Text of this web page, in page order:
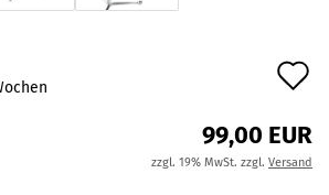
99,00 EUR
zzgl. 19% MwSt. zzgl. Versand